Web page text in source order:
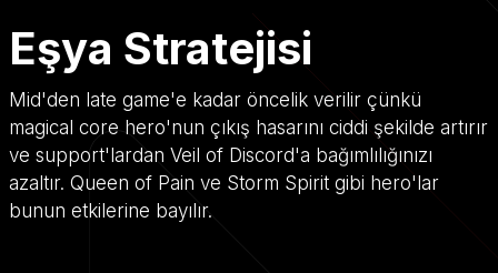
Eşya Stratejisi
Mid'den late game'e kadar öncelik verilir çünkü
magical core hero'nun çıkış hasarını ciddi şekilde artırır
ve support'lardan Veil of Discord'a bağımlılığınızı
azaltır. Queen of Pain ve Storm Spirit gibi hero'lar
bunun etkilerine bayılır.